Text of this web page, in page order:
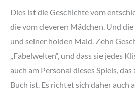
Dies ist die Geschichte vom
die vom cleveren Mädchen. Und
und seiner holden Maid. Zehn
„Fabelwelten“, und dass sie jedes
auch am Personal dieses Spiels,
Buch ist. Es richtet sich daher auch